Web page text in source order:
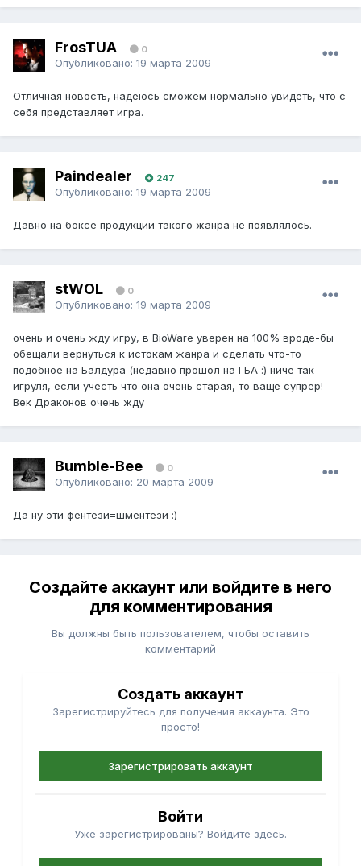
FrosTUA 0
Опубликовано: 19 марта 2009
Отличная новость, надеюсь сможем нормально увидеть, что с
себя представляет игра.
Paindealer 247
Опубликовано: 19 марта 2009
Давно на боксе продукции такого жанра не появлялось.
stWOL 0
Опубликовано: 19 марта 2009
очень и очень жду игру, в BioWare уверен на 100% вроде-бы
обещали вернуться к истокам жанра и сделать что-то
подобное на Балдура (недавно прошол на ГБА :) ниче так
игруля, если учесть что она очень старая, то ваще супрер!
Век Драконов очень жду
Bumble-Bee 0
Опубликовано: 20 марта 2009
Да ну эти фентези=шментези :)
Создайте аккаунт или войдите в него
для комментирования
Вы должны быть пользователем, чтобы оставить
комментарий
Создать аккаунт
Зарегистрируйтесь для получения аккаунта. Это
просто!
Зарегистрировать аккаунт
Войти
Уже зарегистрированы? Войдите здесь.